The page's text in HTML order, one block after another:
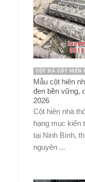
CỘT ĐÁ CỘT HIÊN
Mẫu cột hiên
đen bền vững,
2026
Cột hiên nhà
hạng mục kiến
tại Ninh Bình,
nguyên ...